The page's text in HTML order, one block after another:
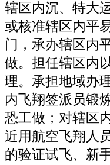
辖区内沉、特大
或核准辖区内平
门，承办辖区内
做。担任辖区内
理。承担地域办
内飞翔签派员锻
恐工做；对辖区
近用航空飞翔人
的验证试飞、新